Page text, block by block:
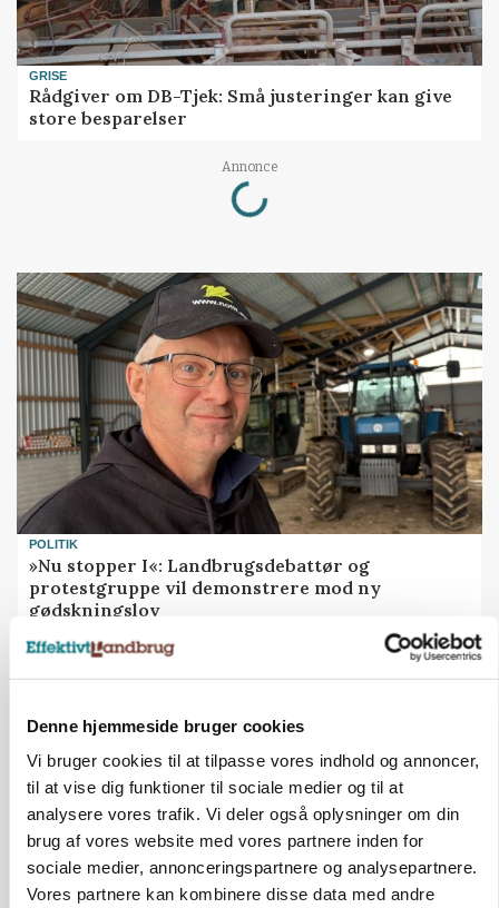
Denne hjemmeside bruger cookies
Vi bruger cookies til at tilpasse vores indhold og annoncer,
til at vise dig funktioner til sociale medier og til at
analysere vores trafik. Vi deler også oplysninger om din
brug af vores website med vores partnere inden for
sociale medier, annonceringspartnere og analysepartnere.
Vores partnere kan kombinere disse data med andre
GRISE
Rådgiver om DB-Tjek: Små justeringer kan give
store besparelser
Annonce
Loading...
POLITIK
»Nu stopper I«: Landbrugsdebattør og
protestgruppe vil demonstrere mod ny
gødskningslov